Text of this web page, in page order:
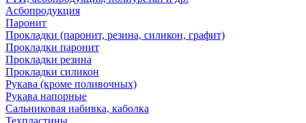
Асбопродукция
Паронит
Прокладки (паронит, резина, силикон, графит)
Прокладки паронит
Прокладки резина
Прокладки силикон
Рукава (кроме поливочных)
Рукава напорные
Сальниковая набивка, каболка
Техпластины